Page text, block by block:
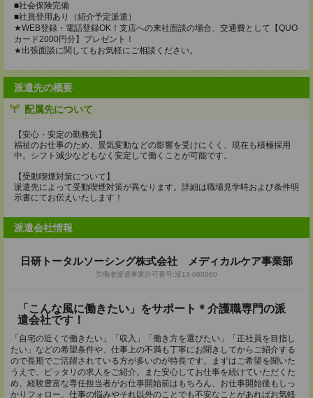
■社会保険完備
■社員登用あり（紹介予定派遣）
★WEB登録・電話登録OK！支店への来社面談の場合、交通費として【QUO
カード2000円分】プレゼント！
★出張面談に関してもお気軽にご相談ください。
派遣先の概要
配属先について
【安心・安定の勤務先】
福祉のお仕事のため、景気変動などの影響を受けにくく、現在も積極採用
中。シフト減少などもなく安定して働くことが可能です。
【受動喫煙対策について】
派遣先によって受動喫煙対策が異なります。詳細は職場見学時および条件明
示書にてお伝えいたします！
派遣会社情報
日研トータルソーシング株式会社 メディカルケア事業部
労働者派遣事業許可番号:派13-060060
「こんな風に働きたい」をサポート＊介護職専門の派
遣会社です！
「自宅の近くで働きたい」「収入」「働き方を選びたい」「正社員を目指し
たい」などの希望条件や、仕事上の不満も丁寧にお聞きしてからご紹介する
ので長期でご活躍されている方が多いのが特長です。まずはご希望を聞いた
うえで、ピッタリの求人をご紹介。また安心してお仕事を続けていただくた
め、経験豊富な専任担当者がお仕事開始前はもちろん、お仕事開始後もしっ
かりフォロー。仕事の悩みやそれ以外のことでも不安なことがあればお気軽